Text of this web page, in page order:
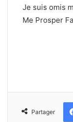
Je suis omis
Me Prosper
Partager